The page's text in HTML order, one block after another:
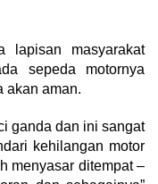
lapisan masyarakat
sepeda motornya
akan aman.
ganda dan ini sangat
kehilangan motor
menyasar ditempat –